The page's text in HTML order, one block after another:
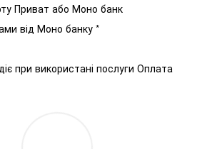
Приват або Моно банк
від Моно банку *
при використані послуги Оплата